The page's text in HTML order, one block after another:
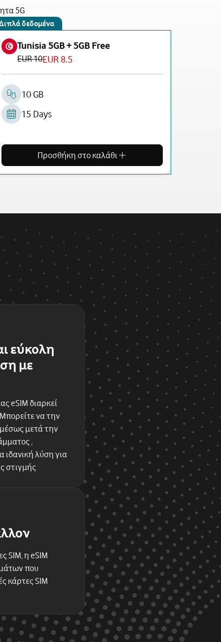
5G
δεδομένα
Tunisia 5GB + 5GB Free
EUR 10EUR 8.5
10 GB
15 Days
Προσθήκη στο καλάθι
εύκολη
με
eSIM διαρκεί
να την
μετά την
,
λύση για
στιγμής
SIM, η eSIM
που
κάρτες SIM